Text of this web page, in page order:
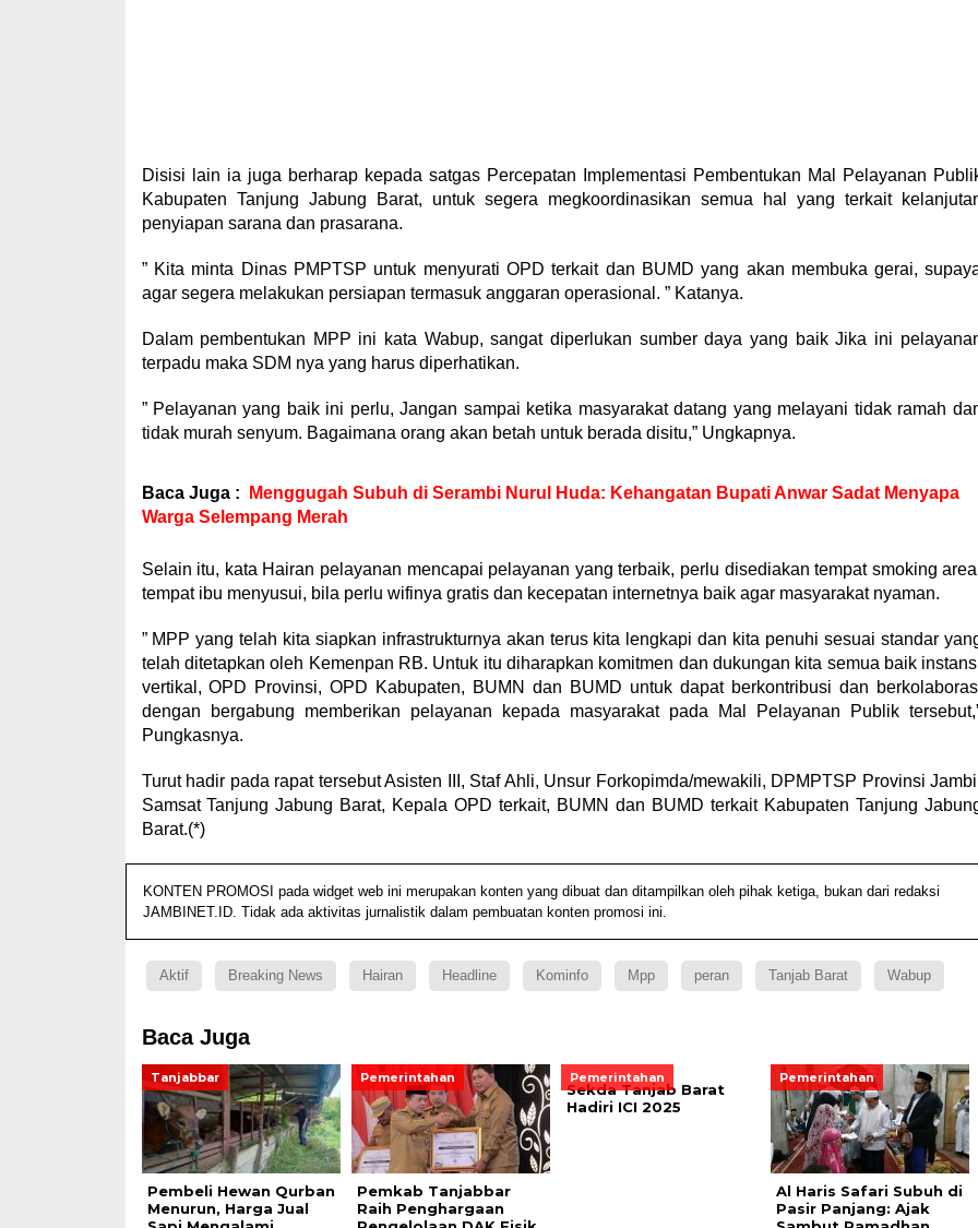
Disisi lain ia juga berharap kepada satgas Percepatan Implementasi Pembentukan Mal Pelayanan
Kabupaten Tanjung Jabung Barat, untuk segera megkoordinasikan semua hal yang terkait
penyiapan sarana dan prasarana.
” Kita minta Dinas PMPTSP untuk menyurati OPD terkait dan BUMD yang akan membuka gerai,
agar segera melakukan persiapan termasuk anggaran operasional. ” Katanya.
Dalam pembentukan MPP ini kata Wabup, sangat diperlukan sumber daya yang baik Jika ini
terpadu maka SDM nya yang harus diperhatikan.
” Pelayanan yang baik ini perlu, Jangan sampai ketika masyarakat datang yang melayani tidak ramah
tidak murah senyum. Bagaimana orang akan betah untuk berada disitu,” Ungkapnya.
Baca Juga :
Menggugah Subuh di Serambi Nurul Huda: Kehangatan Bupati Anwar Sadat Menyapa
Warga Selempang Merah
Selain itu, kata Hairan pelayanan mencapai pelayanan yang terbaik, perlu disediakan tempat smoking
tempat ibu menyusui, bila perlu wifinya gratis dan kecepatan internetnya baik agar masyarakat nyaman.
” MPP yang telah kita siapkan infrastrukturnya akan terus kita lengkapi dan kita penuhi sesuai standar
telah ditetapkan oleh Kemenpan RB. Untuk itu diharapkan komitmen dan dukungan kita semua baik
vertikal, OPD Provinsi, OPD Kabupaten, BUMN dan BUMD untuk dapat berkontribusi dan
dengan bergabung memberikan pelayanan kepada masyarakat pada Mal Pelayanan Publik
Pungkasnya.
Turut hadir pada rapat tersebut Asisten III, Staf Ahli, Unsur Forkopimda/mewakili, DPMPTSP Provinsi
Samsat Tanjung Jabung Barat, Kepala OPD terkait, BUMN dan BUMD terkait Kabupaten Tanjung
Barat.(*)
KONTEN PROMOSI pada widget web ini merupakan konten yang dibuat dan ditampilkan oleh pihak ketiga, bukan dari redaksi
JAMBINET.ID. Tidak ada aktivitas jurnalistik dalam pembuatan konten promosi ini.
Aktif Breaking News Hairan Headline Kominfo Mpp peran Tanjab Barat Wabup
Baca Juga
Tanjabbar
Pembeli Hewan Qurban
Menurun, Harga Jual
Pemerintahan
Pemkab Tanjabbar
Raih Penghargaan
Pemerintahan
Sekda Tanjab Barat
Hadiri ICI 2025
Pemerintahan
Al Haris Safari Subuh di
Pasir Panjang: Ajak